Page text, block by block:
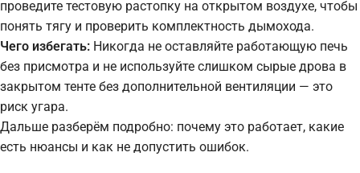
проведите тестовую растопку на открытом воздухе, чтобы
понять тягу и проверить комплектность дымохода.
Чего избегать: Никогда не оставляйте работающую печь
без присмотра и не используйте слишком сырые дрова в
закрытом тенте без дополнительной вентиляции — это
риск угара.
Дальше разберём подробно: почему это работает, какие
есть нюансы и как не допустить ошибок.